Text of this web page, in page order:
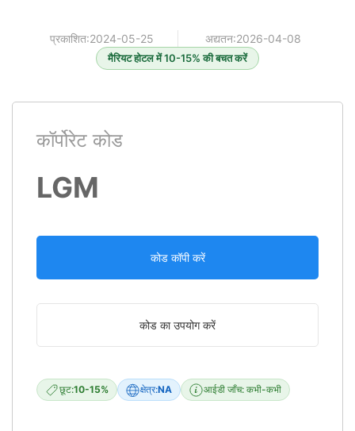
प्रकाशित:2024-05-25 अद्यतन:2026-04-08
मैरियट होटल में 10-15% की बचत करें
कॉर्पोरेट कोड
LGM
कोड कॉपी करें
कोड का उपयोग करें
छूट:10-15% क्षेत्र:NA आईडी जाँच: कभी-कभी